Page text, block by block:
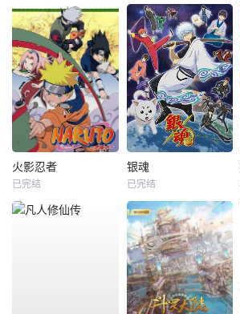
火影忍者
已完结
银魂
已完结